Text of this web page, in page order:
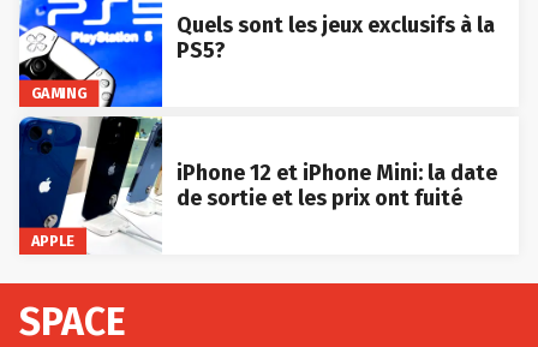
GAMING
Quels sont les jeux exclusifs à la
PS5?
APPLE
iPhone 12 et iPhone Mini: la date
de sortie et les prix ont fuité
SPACE